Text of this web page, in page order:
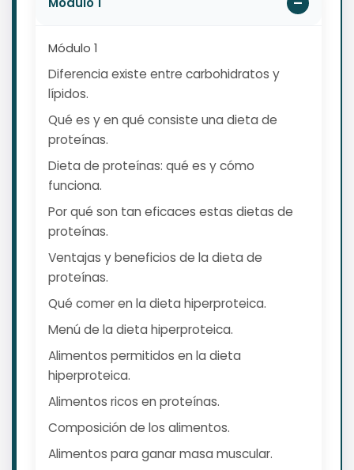
Módulo 1
Diferencia existe entre carbohidratos y
lípidos.
Qué es y en qué consiste una dieta de
proteínas.
Dieta de proteínas: qué es y cómo
funciona.
Por qué son tan eficaces estas dietas de
proteínas.
Ventajas y beneficios de la dieta de
proteínas.
Qué comer en la dieta hiperproteica.
Menú de la dieta hiperproteica.
Alimentos permitidos en la dieta
hiperproteica.
Alimentos ricos en proteínas.
Composición de los alimentos.
Alimentos para ganar masa muscular.